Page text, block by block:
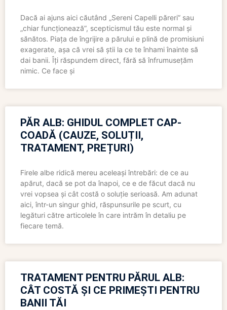
Dacă ai ajuns aici căutând „Sereni Capelli păreri” sau
„chiar funcționează”, scepticismul tău este normal și
sănătos. Piața de îngrijire a părului e plină de promisiuni
exagerate, așa că vrei să știi la ce te înhami înainte să
dai banii. Îți răspundem direct, fără să înfrumusețăm
nimic. Ce face și
PĂR ALB: GHIDUL COMPLET CAP-
COADĂ (CAUZE, SOLUȚII,
TRATAMENT, PREȚURI)
Firele albe ridică mereu aceleași întrebări: de ce au
apărut, dacă se pot da înapoi, ce e de făcut dacă nu
vrei vopsea și cât costă o soluție serioasă. Am adunat
aici, într-un singur ghid, răspunsurile pe scurt, cu
legături către articolele în care intrăm în detaliu pe
fiecare temă.
TRATAMENT PENTRU PĂRUL ALB:
CÂT COSTĂ ȘI CE PRIMEȘTI PENTRU
BANII TĂI